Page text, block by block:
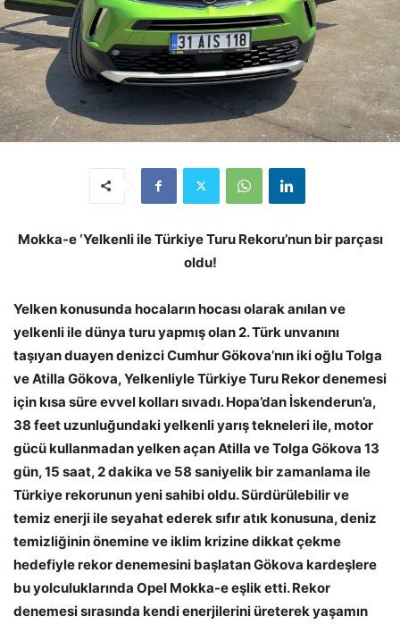
Mokka-e ‘Yelkenli ile Türkiye Turu Rekoru’nun bir parçası
oldu!
Yelken konusunda hocaların hocası olarak anılan ve
yelkenli ile dünya turu yapmış olan 2. Türk unvanını
taşıyan duayen denizci Cumhur Gökova’nın iki oğlu Tolga
ve Atilla Gökova, Yelkenliyle Türkiye Turu Rekor denemesi
için kısa süre evvel kolları sıvadı. Hopa’dan İskenderun’a,
38 feet uzunluğundaki yelkenli yarış tekneleri ile, motor
gücü kullanmadan yelken açan Atilla ve Tolga Gökova 13
gün, 15 saat, 2 dakika ve 58 saniyelik bir zamanlama ile
Türkiye rekorunun yeni sahibi oldu. Sürdürülebilir ve
temiz enerji ile seyahat ederek sıfır atık konusuna, deniz
temizliğinin önemine ve iklim krizine dikkat çekme
hedefiyle rekor denemesini başlatan Gökova kardeşlere
bu yolculuklarında Opel Mokka-e eşlik etti. Rekor
denemesi sırasında kendi enerjilerini üreterek yaşamın